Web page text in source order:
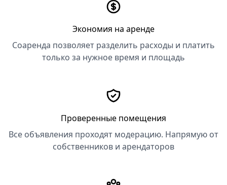
Экономия на аренде
Соаренда позволяет разделить расходы и платить
только за нужное время и площадь
Проверенные помещения
Все объявления проходят модерацию. Напрямую от
собственников и арендаторов